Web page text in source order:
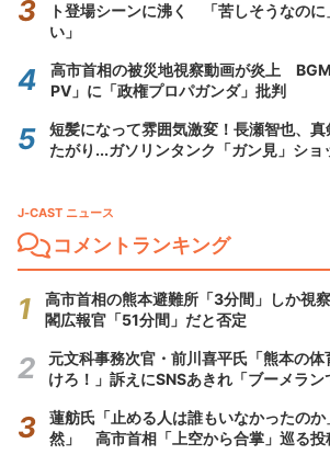
ト登場シーンに沸く 「苦しそうなのに
い」
高市首相の被災地視察動画が炎上
PV」に「政権プロパガンダ」批判
短髪になって雰囲気激変！長瀬智也、真
たがり...ガソリンタンク「ガン見」ショ
J-CAST ニュース
コメントランキング
高市首相の熊本避難所「3分間」しか視
閣広報官「51分間」だと否定
元文科事務次官・前川喜平氏「熊本の
けろ！」訴えにSNSあきれ「ブーメラン
蓮舫氏「止める人は誰もいなかったの
然」 高市首相「上空から合掌」巡る投